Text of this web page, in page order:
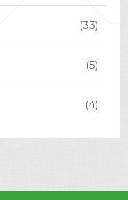
(33)
(5)
(4)